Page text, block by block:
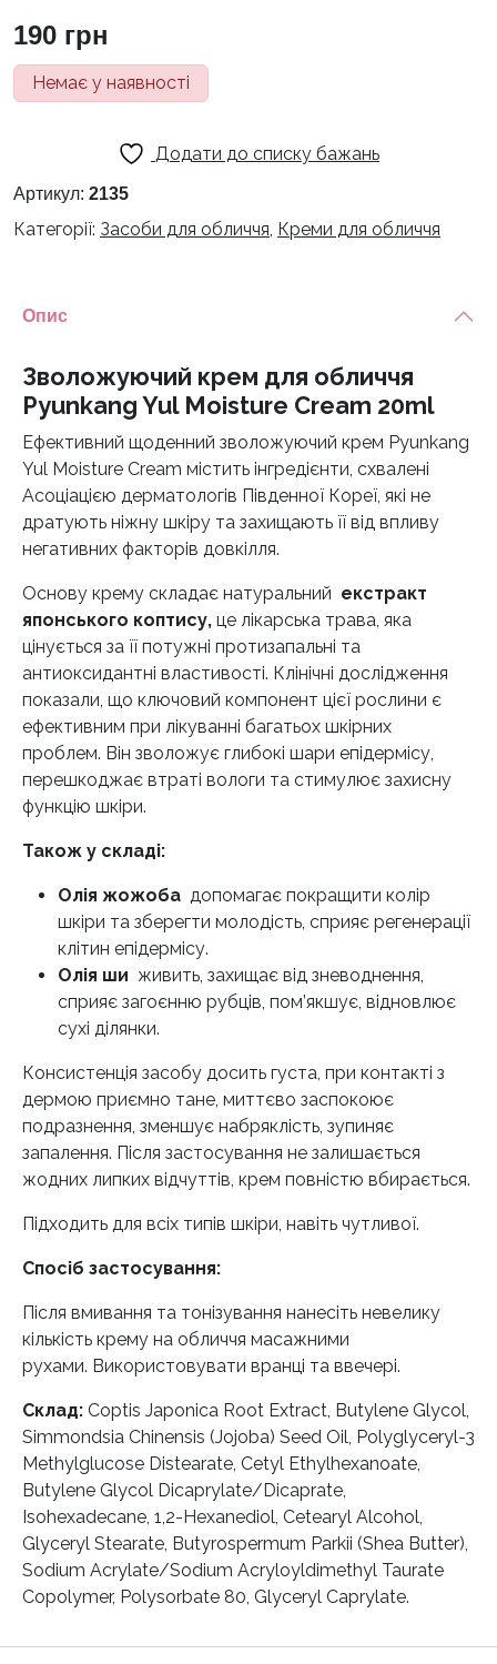
190 грн
Немає у наявності
Додати до списку бажань
Артикул: 2135
Категорії: Засоби для обличчя Креми для обличчя
Опис
Зволожуючий крем для обличчя
Pyunkang Yul Moisture Cream 20ml
Ефективний щоденний зволожуючий крем Pyunkang
Yul Moisture Cream містить інгредієнти, схвалені
Асоціацією дерматологів Південної Кореї, які не
дратують ніжну шкіру та захищають її від впливу
негативних факторів довкілля.
Основу крему складає натуральний екстракт
японського коптису, це лікарська трава, яка
цінується за її потужні протизапальні та
антиоксидантні властивості. Клінічні дослідження
показали, що ключовий компонент цієї рослини є
ефективним при лікуванні багатьох шкірних
проблем. Він зволожує глибокі шари епідермісу,
перешкоджає втраті вологи та стимулює захисну
функцію шкіри.
Також у складі:
Олія жожоба допомагає покращити колір
шкіри та зберегти молодість, сприяє регенерації
клітин епідермісу.
Олія ши живить, захищає від зневоднення,
сприяє загоєнню рубців, пом’якшує, відновлює
сухі ділянки.
Консистенція засобу досить густа, при контакті з
дермою приємно тане, миттєво заспокоює
подразнення, зменшує набряклість, зупиняє
запалення. Після застосування не залишається
жодних липких відчуттів, крем повністю вбирається.
Підходить для всіх типів шкіри, навіть чутливої.
Спосіб застосування:
Після вмивання та тонізування нанесіть невелику
кількість крему на обличчя масажними
рухами. Використовувати вранці та ввечері.
Склад: Coptis Japonica Root Extract, Butylene Glycol,
Simmondsia Chinensis (Jojoba) Seed Oil, Polyglyceryl-3
Methylglucose Distearate, Cetyl Ethylhexanoate,
Butylene Glycol Dicaprylate/Dicaprate,
Isohexadecane, 1,2-Hexanediol, Cetearyl Alcohol,
Glyceryl Stearate, Butyrospermum Parkii (Shea Butter),
Sodium Acrylate/Sodium Acryloyldimethyl Taurate
Copolymer, Polysorbate 80, Glyceryl Caprylate.